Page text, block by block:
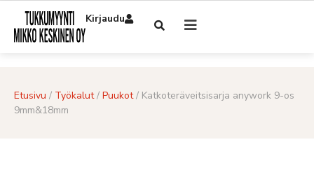
Kirjaudu
Etusivu / Työkalut/ Puukot/ Katkoteräveitsisarja anywork 9-os
9mm&18mm